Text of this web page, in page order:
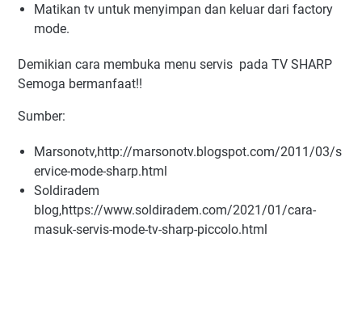
Matikan tv untuk menyimpan dan keluar dari factory
mode.
Demikian cara membuka menu servis pada TV SHARP
Semoga bermanfaat!!
Sumber:
Marsonotv,http://marsonotv.blogspot.com/2011/03/s
ervice-mode-sharp.html
Soldiradem
blog,https://www.soldiradem.com/2021/01/cara-
masuk-servis-mode-tv-sharp-piccolo.html